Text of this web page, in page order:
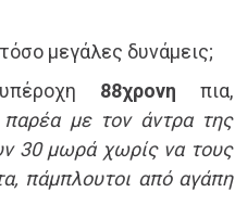
μεγάλες δυνάμεις;
88χρονη πια,
με τον άντρα της
30 μωρά χωρίς να τους
πάμπλουτοι από αγάπη